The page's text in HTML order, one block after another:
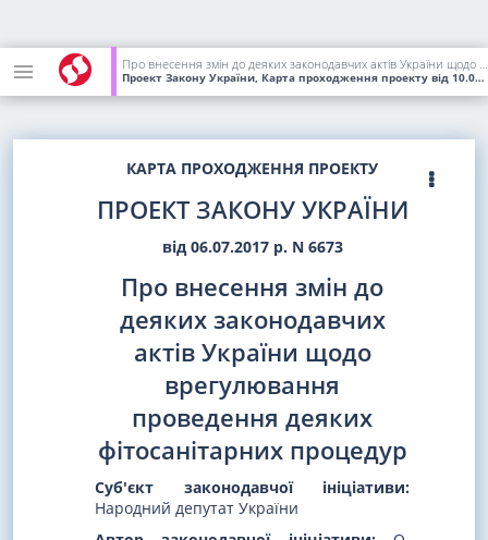
Про внесення змін до деяких законодавчих актів України щодо врегулювання проведення деяких фітосанітарних процедур
Проект Закону України, Карта проходження проекту від 10.07.2018
КАРТА ПРОХОДЖЕННЯ ПРОЕКТУ
ПРОЕКТ ЗАКОНУ УКРАЇНИ
від 06.07.2017 р. N 6673
Про внесення змін до
деяких законодавчих
актів України щодо
врегулювання
проведення деяких
фітосанітарних процедур
Суб'єкт законодавчої ініціативи:
Народний депутат України